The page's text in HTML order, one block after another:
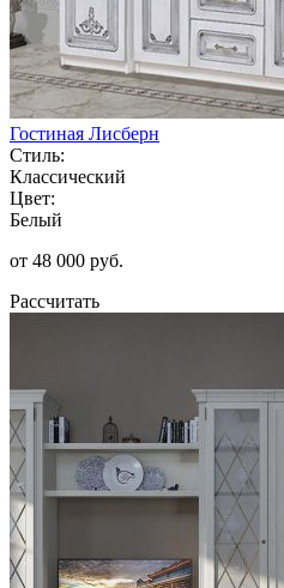
Гостиная Лисберн
Стиль:
Классический
Цвет:
Белый
от 48 000 руб.
Рассчитать